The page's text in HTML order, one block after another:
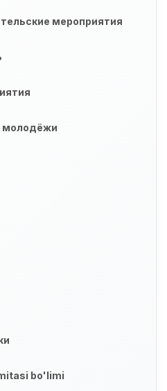
мероприятия
молодёжи
bo'limi